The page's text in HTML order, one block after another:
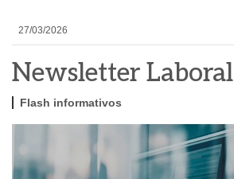
27/03/2026
Newsletter Laboral
Flash informativos